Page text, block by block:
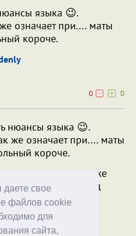
даете свое
файлов cookie
для
сайта,
языка 😉.
означает при.... маты
короче.
0
0
нюансы языка 😉.
же означает при.... маты
короче.
значение сразу же
Даже когда перед
в обсыпке?